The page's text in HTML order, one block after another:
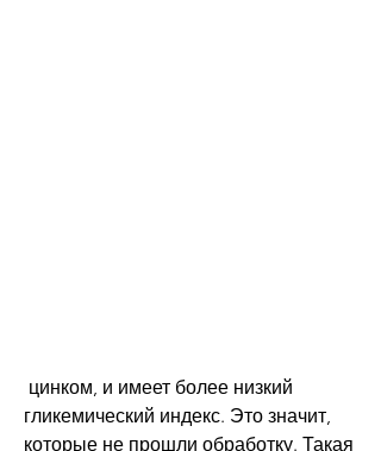
гликемический индекс. Это значит,
которые не прошли обработку. Такая